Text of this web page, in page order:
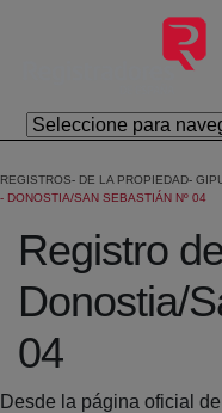
Skip to Main Content
REGISTROS DE LA PROPIEDAD
DONOSTIA/SAN SEBASTIÁN Nº 04
Registro
Donostia/
04
Desde la página oficial